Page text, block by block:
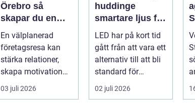
Örebro så
skapar du en
smidig och
minnesvärd resa
för hela teamet
En välplanerad
företagsresa kan
stärka relationer,
skapa motivation
och ge ny energi till
både chefe...
03 juli 2026
huddinge
smartare ljus för
företag och
fastigheter
LED har på kort tid
gått från att vara ett
alternativ till att bli
standard för
modern belysning.
Fö...
02 juli 2026